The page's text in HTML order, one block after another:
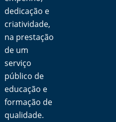
dedicação e
criatividade,
na prestação
de um
serviço
público de
educação e
formação de
qualidade.